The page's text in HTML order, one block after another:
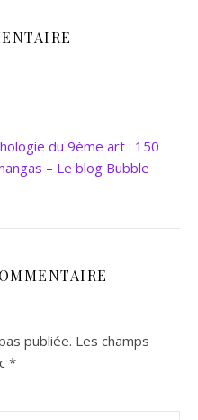
du 9ème art : 150
– Le blog Bubble
publiée. Les champs
*